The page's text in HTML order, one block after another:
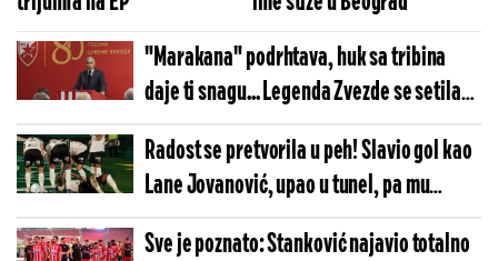
"Marakana" podrhtava, huk sa tribina
daje ti snagu... Legenda Zvezde se setila
preokreta protiv Bazela
Radost se pretvorila u peh! Slavio gol kao
Lane Jovanović, upao u tunel, pa mu
pogodak poništen
Sve je poznato: Stanković najavio totalno